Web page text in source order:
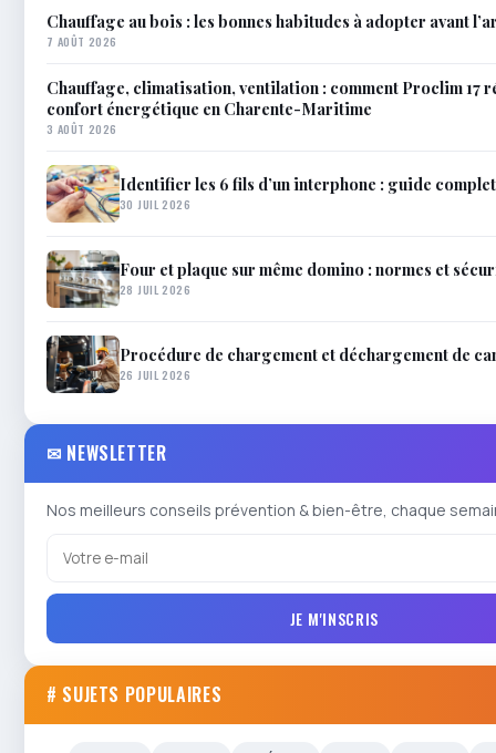
Chauffage au bois : les bonnes habitudes à adopter avant
7 AOÛT 2026
Chauffage, climatisation, ventilation : comment Proclim 17
confort énergétique en Charente-Maritime
3 AOÛT 2026
Identifier les 6 fils d’un interphone : guide complet
30 JUIL 2026
Four et plaque sur même domino : normes et
28 JUIL 2026
Procédure de chargement et déchargement de
26 JUIL 2026
✉ NEWSLETTER
Nos meilleurs conseils prévention & bien-être, chaque
JE M'INSCRIS
# SUJETS POPULAIRES